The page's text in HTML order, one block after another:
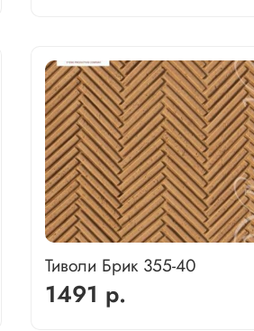
Тиволи Брик 355-40
1491 р.